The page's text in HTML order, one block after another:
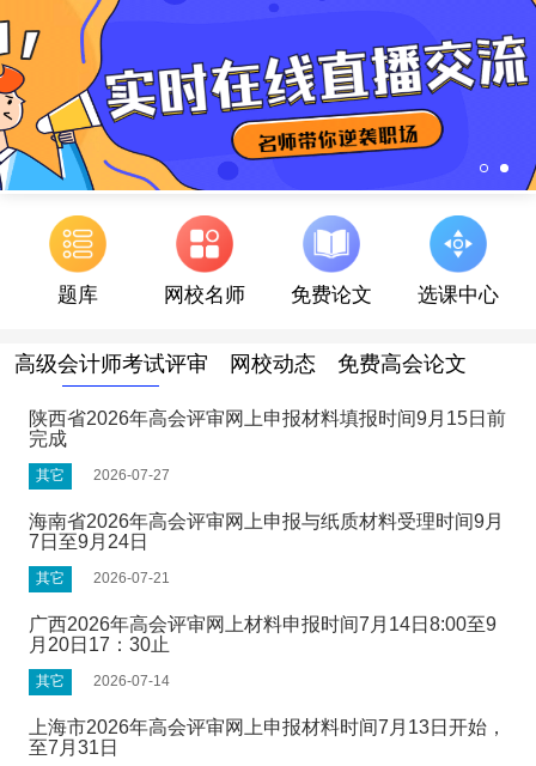
题库 网校名师 免费论文 选课中心
高级会计师考试评审 网校动态 免费高会论文
陕西省2026年高会评审网上申报材料填报时间9月15日前
完成
其它 2026-07-27
海南省2026年高会评审网上申报与纸质材料受理时间9月
7日至9月24日
其它 2026-07-21
广西2026年高会评审网上材料申报时间7月14日8:00至9
月20日17：30止
其它 2026-07-14
上海市2026年高会评审网上申报材料时间7月13日开始，
至7月31日